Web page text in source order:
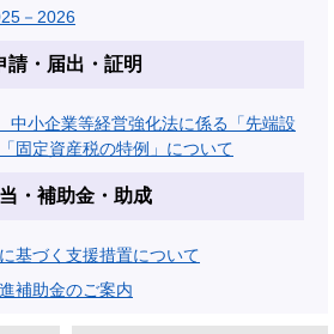
－2026
請・届出・証明
小企業等経営強化法に係る「先端設
固定資産税の特例」について
・補助金・助成
基づく支援措置について
補助金のご案内